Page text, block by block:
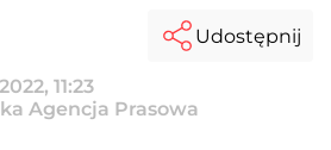
11:23
Agencja Prasowa
Udostępnij